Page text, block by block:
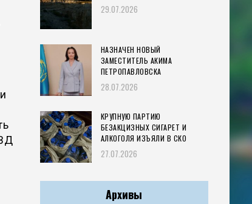
29.07.2026
НАЗНАЧЕН НОВЫЙ
ЗАМЕСТИТЕЛЬ АКИМА
ПЕТРОПАВЛОВСКА
28.07.2026
КРУПНУЮ ПАРТИЮ
БЕЗАКЦИЗНЫХ СИГАРЕТ И
АЛКОГОЛЯ ИЗЪЯЛИ В СКО
27.07.2026
Архивы